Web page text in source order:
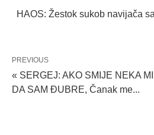
HAOS: Žestok sukob navijača
PREVIOUS
« SERGEJ: AKO SMIJE NEKA
DA SAM ĐUBRE, Čanak me...